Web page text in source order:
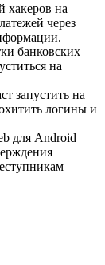
хакеров на
через
банковских
на
запустить на
логины и
для Android